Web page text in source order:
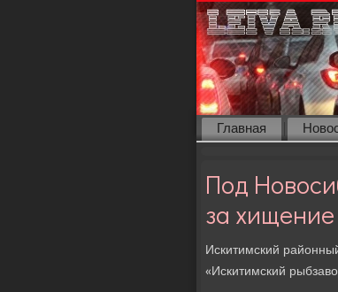
Главная
Под
за
Искитимский
«Искитимский